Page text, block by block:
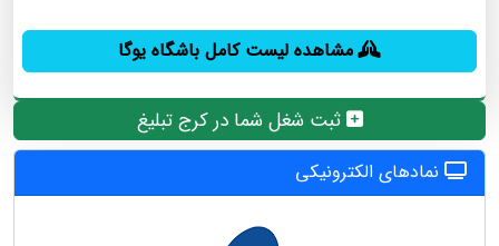
مشاهده لیست کامل باشگاه یوگا
ثبت شغل شما در کرج تبلیغ
نمادهای الکترونیکی